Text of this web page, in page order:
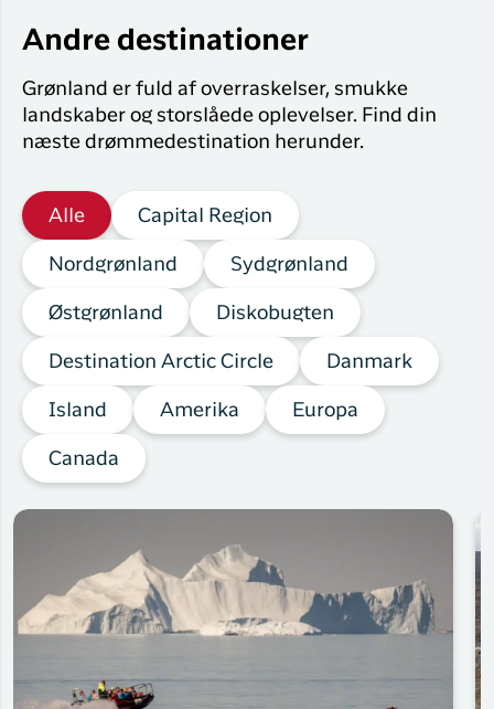
Andre destinationer
Grønland er fuld af overraskelser, smukke
landskaber og storslåede oplevelser. Find din
næste drømmedestination herunder.
Alle Capital Region
Nordgrønland Sydgrønland
Østgrønland Diskobugten
Destination Arctic Circle Danmark
Island Amerika Europa
Canada